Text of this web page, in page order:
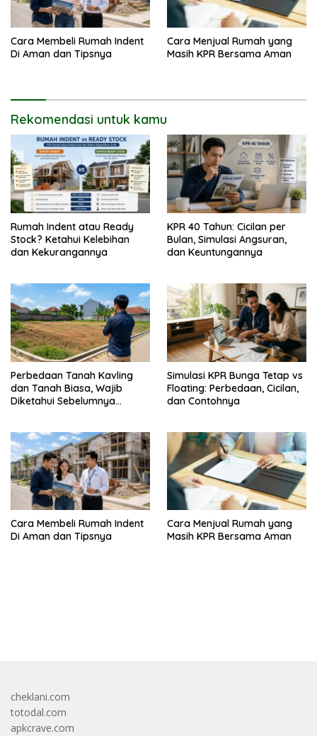
Cara Membeli Rumah Indent
Di Aman dan Tipsnya
Cara Menjual Rumah yang
Masih KPR Bersama Aman
Rekomendasi untuk kamu
Rumah Indent atau Ready
Stock? Ketahui Kelebihan
dan Kekurangannya
KPR 40 Tahun: Cicilan per
Bulan, Simulasi Angsuran,
dan Keuntungannya
Perbedaan Tanah Kavling
dan Tanah Biasa, Wajib
Diketahui Sebelumnya
Simulasi KPR Bunga Tetap vs
Floating: Perbedaan, Cicilan,
dan Contohnya
Cara Membeli Rumah Indent
Di Aman dan Tipsnya
Cara Menjual Rumah yang
Masih KPR Bersama Aman
cheklani.com
totodal.com
apkcrave.com